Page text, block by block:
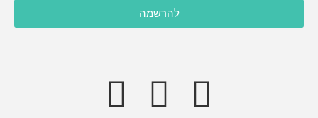
אני מסכימ/ה לקבל תוכן, דברי פרסומות או עדכונים מהחברה או
מצדדים שלישיים לדוא"ל, מסרונים או טלפון.
להרשמה